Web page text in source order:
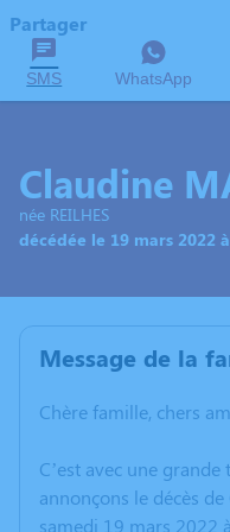
Partager
SMS WhatsApp
Claudine
née REILHES
décédée le 19 mars 2022
Message de la
Chère famille, chers
C’est avec une
annonçons le décès
samedi 19 mars 2022